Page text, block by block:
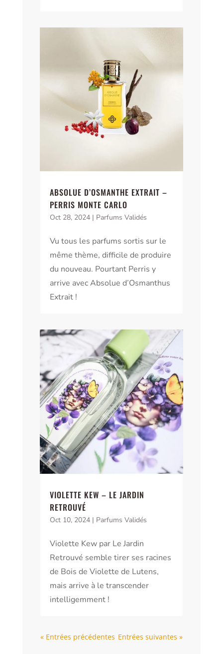
ABSOLUE D’OSMANTHE EXTRAIT –
PERRIS MONTE CARLO
Oct 28, 2024| Parfums Validés
Vu tous les parfums sortis sur le
même thème, difficile de produire
du nouveau. Pourtant Perris y
arrive avec Absolue d’Osmanthus
Extrait !
VIOLETTE KEW – LE JARDIN
RETROUVÉ
Oct 10, 2024| Parfums Validés
Violette Kew par Le Jardin
Retrouvé semble tirer ses racines
de Bois de Violette de Lutens,
mais arrive à le transcender
intelligemment !
« Entrées précédentes Entrées suivantes »